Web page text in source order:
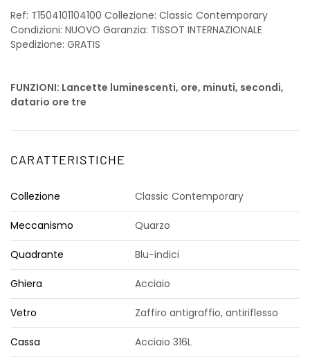
Ref: T1504101104100 Collezione: Classic Contemporary
Condizioni: NUOVO Garanzia: TISSOT INTERNAZIONALE
Spedizione: GRATIS
FUNZIONI: Lancette luminescenti, ore, minuti, secondi,
datario ore tre
CARATTERISTICHE
Collezione Classic Contemporary
Meccanismo Quarzo
Quadrante Blu-indici
Ghiera Acciaio
Vetro Zaffiro antigraffio, antiriflesso
Cassa Acciaio 316L